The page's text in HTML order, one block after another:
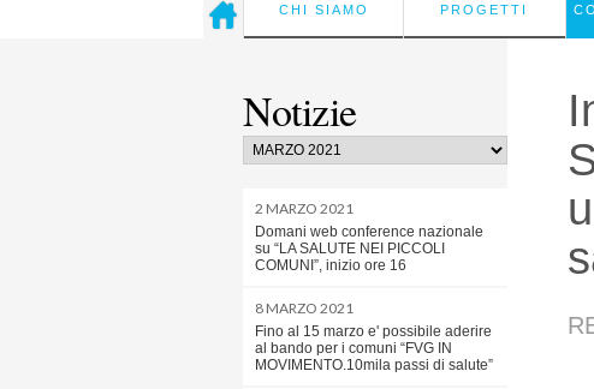
CHI SIAMO PROGETTI
Notizie
2 MARZO 2021
Domani web conference nazionale
su “LA SALUTE NEI PICCOLI
COMUNI”, inizio ore 16
8 MARZO 2021
Fino al 15 marzo e' possibile aderire
al bando per i comuni “FVG IN
MOVIMENTO.10mila passi di salute”